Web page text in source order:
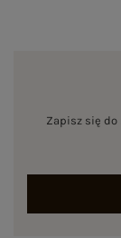
Zapisz się do